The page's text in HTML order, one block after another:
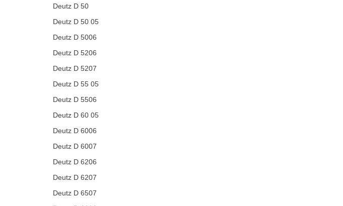
Deutz D 50
Deutz D 50 05
Deutz D 5006
Deutz D 5206
Deutz D 5207
Deutz D 55 05
Deutz D 5506
Deutz D 60 05
Deutz D 6006
Deutz D 6007
Deutz D 6206
Deutz D 6207
Deutz D 6507